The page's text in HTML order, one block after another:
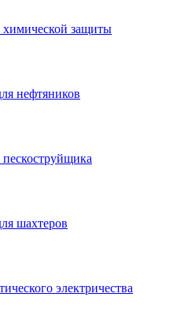
защиты
нефтяников
шахтеров
электричества